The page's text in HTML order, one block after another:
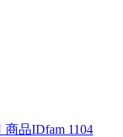
商品IDfam 1104